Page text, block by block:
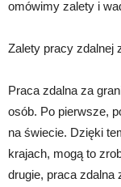
omówimy zalety i
Zalety pracy zdalnej
Praca zdalna za
osób. Po pierwsze,
na świecie. Dzięki
krajach, mogą to
drugie, praca zdalna